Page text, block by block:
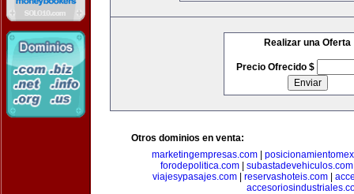
Realizar una Oferta
Precio Ofrecido $
Otros dominios en venta:
marketingempresas.com
forodepolitica.com| subastadevehiculos.com
viajesypasajes.com
reservashoteis.com